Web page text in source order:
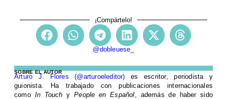
¡Compártelo!
@dobleuese_
SOBRE EL AUTOR
Arturo J. Flores (@arturoeleditor) es escritor, periodista y
guionista. Ha trabajado con publicaciones internacionales
como In Touch yPeople en Español , además de haber sido